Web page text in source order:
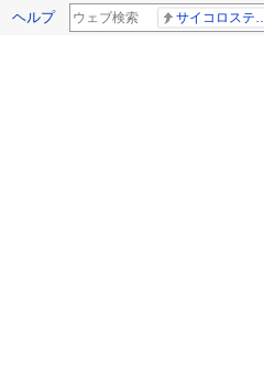
ヘルプ